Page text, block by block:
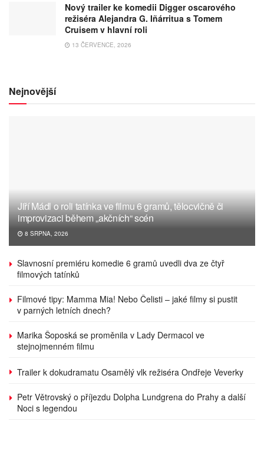
Nový trailer ke komedii Digger oscarového
režiséra Alejandra G. Iñárritua s Tomem
Cruisem v hlavní roli
13 ČERVENCE, 2026
Nejnovější
Jiří Mádl o roli tatínka ve filmu 6 gramů, tělocvičně či
improvizaci během „akčních“ scén
8 SRPNA, 2026
Slavnosní premiéru komedie 6 gramů uvedli dva ze čtyř
filmových tatínků
Filmové tipy: Mamma Mia! Nebo Čelisti – jaké filmy si pustit
v parných letních dnech?
Marika Šoposká se proměnila v Lady Dermacol ve
stejnojmenném filmu
Trailer k dokudramatu Osamělý vlk režiséra Ondřeje Veverky
Petr Větrovský o příjezdu Dolpha Lundgrena do Prahy a další
Noci s legendou